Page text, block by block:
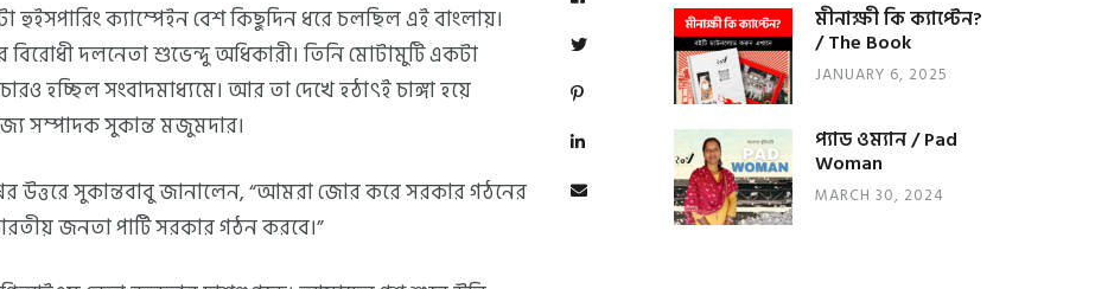
হুইসপারিং ক্যাম্পেইন বেশ কিছুদিন ধরে চলছিল এই বাংলায়।
দলনেতা শুভেন্দু অধিকারী। তিনি মোটামুটি একটা
হচ্ছিল সংবাদমাধ্যমে। আর তা দেখে হঠাৎই চাঙ্গা হয়ে
সম্পাদক সুকান্ত মজুমদার।
উত্তরে সুকান্তবাবু জানালেন, “আমরা জোর করে সরকার গঠনের
জনতা পার্টি সরকার গঠন করবে।”
মীনাক্ষী কি ক্যাপ্টেন?
/ The Book
JANUARY 6, 2025
প্যাড ওম্যান / Pad
Woman
MARCH 30, 2024